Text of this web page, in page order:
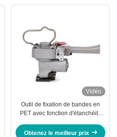
Vidéo
Outil de fixation de bandes en
PET avec fonction d'étanchéité
Obtenez le meilleur prix